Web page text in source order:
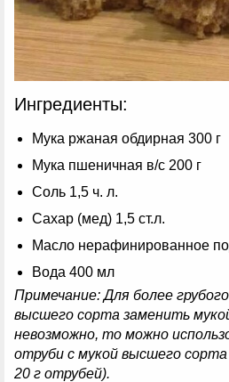
Ингредиенты:
Мука ржаная обдирная 300 г
Мука пшеничная в/с 200 г
Соль 1,5 ч. л.
Сахар (мед) 1,5 ст.л.
Масло нерафинированное
Вода 400 мл
Примечание: Для более
высшего сорта заменить
невозможно, то можно
отруби с мукой высшего сорта
20 г отрубей).